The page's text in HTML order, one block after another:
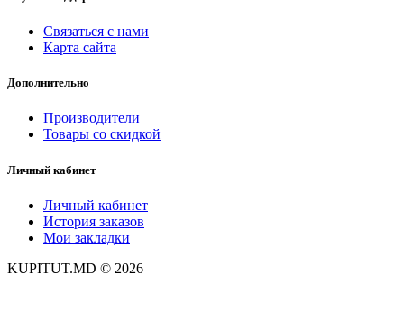
Связаться с нами
Карта сайта
Дополнительно
Производители
Товары со скидкой
Личный кабинет
Личный кабинет
История заказов
Мои закладки
KUPITUT.MD © 2026